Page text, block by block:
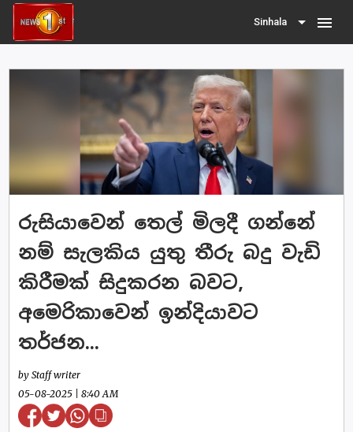
Sinhala menu
රුසියාවෙන් තෙල් මිලදී ගන්නේ
නම් සැලකිය යුතු තීරු බදු වැඩි
කිරීමක් සිදුකරන බවට,
අමෙරිකාවෙන් ඉන්දියාවට
තර්ජන...
by Staff writer
05-08-2025 | 8:40 AM